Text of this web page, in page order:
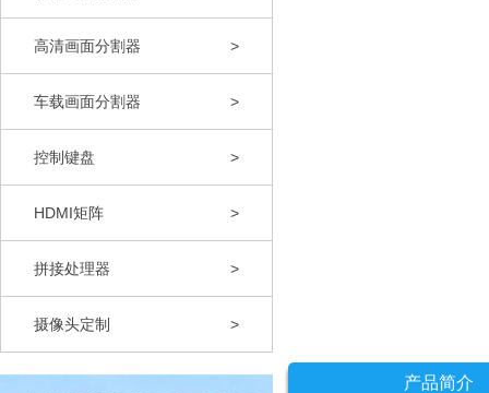
高清画面分割器 >
车载画面分割器 >
控制键盘 >
HDMI矩阵 >
拼接处理器 >
摄像头定制 >
产品简介